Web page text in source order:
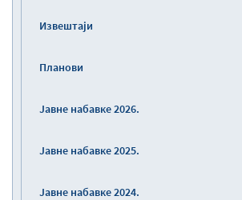
Извештаји
Планови
Јавне набавке 2026.
Јавне набавке 2025.
Јавне набавке 2024.